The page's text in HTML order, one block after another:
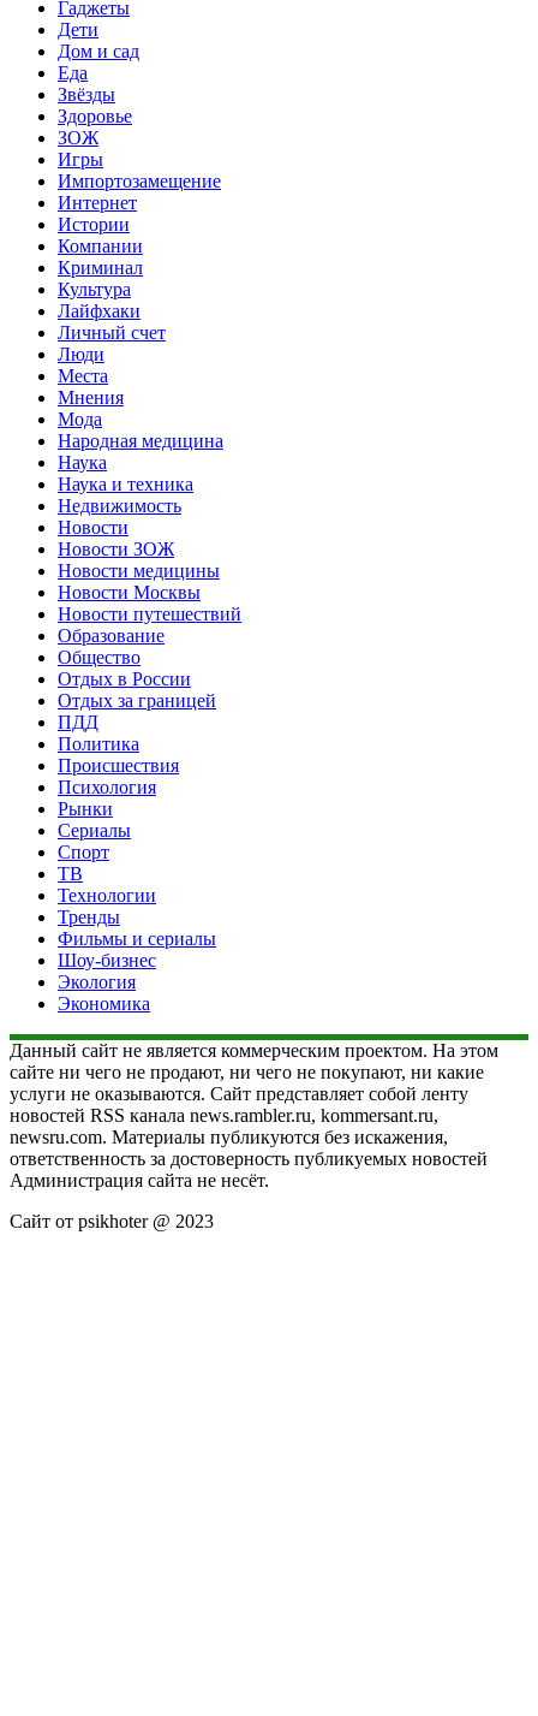
Гаджеты
Дети
Дом и сад
Еда
Звёзды
Здоровье
ЗОЖ
Игры
Импортозамещение
Интернет
Истории
Компании
Криминал
Культура
Лайфхаки
Личный счет
Люди
Места
Мнения
Мода
Народная медицина
Наука
Наука и техника
Недвижимость
Новости
Новости ЗОЖ
Новости медицины
Новости Москвы
Новости путешествий
Образование
Общество
Отдых в России
Отдых за границей
ПДД
Политика
Происшествия
Психология
Рынки
Сериалы
Спорт
ТВ
Технологии
Тренды
Фильмы и сериалы
Шоу-бизнес
Экология
Экономика
Данный сайт не является коммерческим проектом. На этом
сайте ни чего не продают, ни чего не покупают, ни какие
услуги не оказываются. Сайт представляет собой ленту
новостей RSS канала news.rambler.ru, kommersant.ru,
newsru.com. Материалы публикуются без искажения,
ответственность за достоверность публикуемых новостей
Администрация сайта не несёт.
Сайт от psikhoter @ 2023